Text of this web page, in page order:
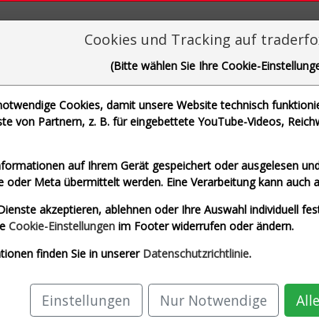
Motoren Werke AG und 1 weitere Aktie
(Echtzeit Euro) Airbus SE (Echtzeit Euro)
AG (Echtzeit Euro) SAP SE (Echtzeit Euro)
215,95 € 170,88 Mrd.
Cookies und Tracking auf
(Bitte wählen Sie Ihre Cookie-
Cookies, damit unsere Website technisch
von Partnern, z. B. für eingebettete YouTube-Videos,
auf Ihrem Gerät gespeichert oder ausgelesen
oder Meta übermittelt werden. Eine Verarbeitung kann auch
akzeptieren, ablehnen oder Ihre Auswahl individuell
Cookie-Einstellungen im Footer widerrufen oder ändern.
finden Sie in unserer Datenschutzrichtlinie.
Einstellungen Nur Notwendige